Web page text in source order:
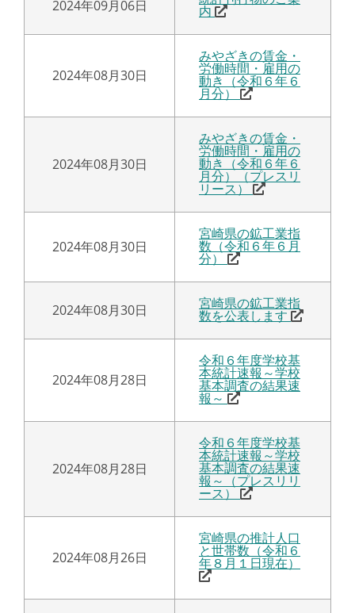
2024年09月06日
内
2024年08月30日
みやざきの賃金・
労働時間・雇用の
動き（令和６年６
月分）
2024年08月30日
みやざきの賃金・
労働時間・雇用の
動き（令和６年６
月分）（プレスリ
リース）
2024年08月30日
宮崎県の鉱工業指
数（令和６年６月
分）
2024年08月30日
宮崎県の鉱工業指
数を公表します
2024年08月28日
令和６年度学校基
本統計速報～学校
基本調査の結果速
報～
2024年08月28日
令和６年度学校基
本統計速報～学校
基本調査の結果速
報～（プレスリリ
ース）
2024年08月26日
宮崎県の推計人口
と世帯数（令和６
年８月１日現在）